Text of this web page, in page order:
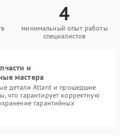
4
минимальный опыт работы
специалистов
и
мастера
детали Atlant и прошедшие
что гарантирует корректную
гарантийных